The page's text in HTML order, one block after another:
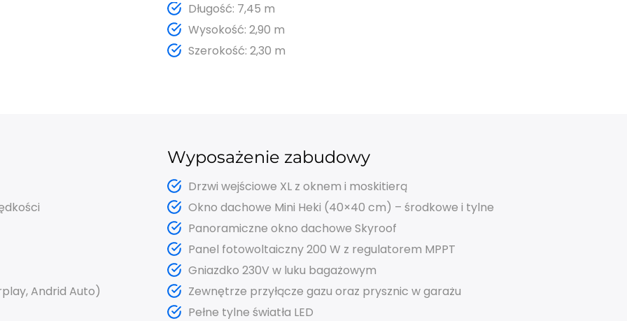
Długość: 7,45 m
Wysokość: 2,90 m
Szerokość: 2,30 m
Andrid Auto)
Wyposażenie zabudowy
Drzwi wejściowe XL z oknem i moskitierą
Okno dachowe Mini Heki (40×40 cm) – środkowe i tylne
Panoramiczne okno dachowe Skyroof
Panel fotowoltaiczny 200 W z regulatorem MPPT
Gniazdko 230V w luku bagażowym
Zewnętrze przyłącze gazu oraz prysznic w garażu
Pełne tylne światła LED